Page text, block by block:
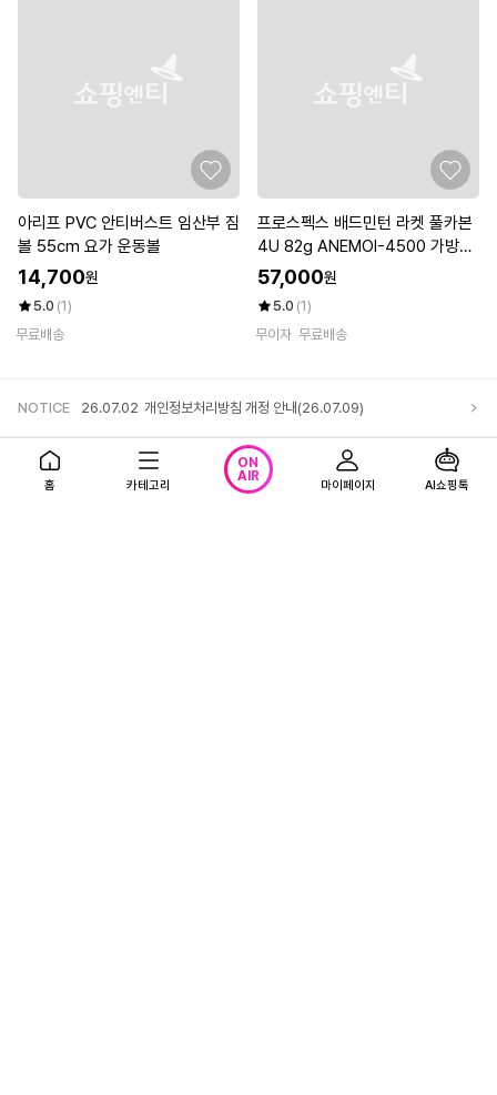
아리프 PVC 안티버스트 임산부 짐
볼 55cm 요가 운동볼
14,700원
5.0 (1)
무료배송
프로스펙스 배드민턴 라켓 풀카본
4U 82g ANEMOI-4500 가방포
함 초경량 동호인 입문자 가벼운
배드민턴채
57,000원
5.0 (1)
무이자 무료배송
NOTICE 26.07.02 개인정보처리방침 개정 안내(26.07.09)
앱다운로드 고객센터
홈 카테고리
ON
AIR
마이페이지 AI쇼핑톡